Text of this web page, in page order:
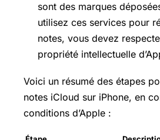
sont des marques
utilisez ces services pour
notes, vous devez
propriété intellectuelle
Voici un résumé des étapes
notes iCloud sur iPhone, en
conditions d’Apple :